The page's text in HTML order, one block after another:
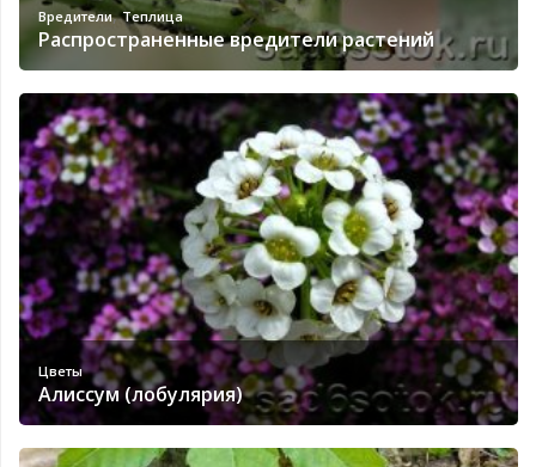
Вредители,Теплица
Распространенные вредители растений
Цветы
Алиссум (лобулярия)